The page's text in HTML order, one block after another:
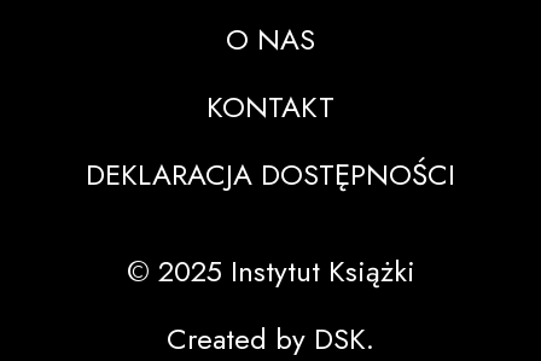
O NAS
KONTAKT
DEKLARACJA DOSTĘPNOŚCI
© 2025 Instytut Książki
Created by DSK.